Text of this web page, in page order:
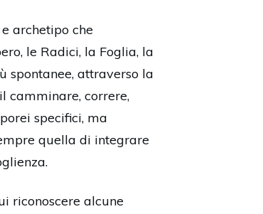
archetipo che
le Radici, la Foglia, la
spontanee, attraverso la
camminare, correre,
specifici, ma
quella di integrare
riconoscere alcune